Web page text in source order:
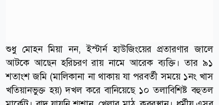
শুধু মোহন মিয়া নন, ইস্টার্ন হাউজিংয়ের প্রতারণার জালে
আটকে আছেন হরিচরণ রায় নামে আরেক ব্যক্তি। তার ৯১
শতাংশ জমি (মালিকানা না থাকায় যা পরবর্তী সময়ে ১নং খাস
খতিয়ানভুক্ত হয়) দখল করে বানিয়েছে ১০ তলাবিশিষ্ট বহুতল